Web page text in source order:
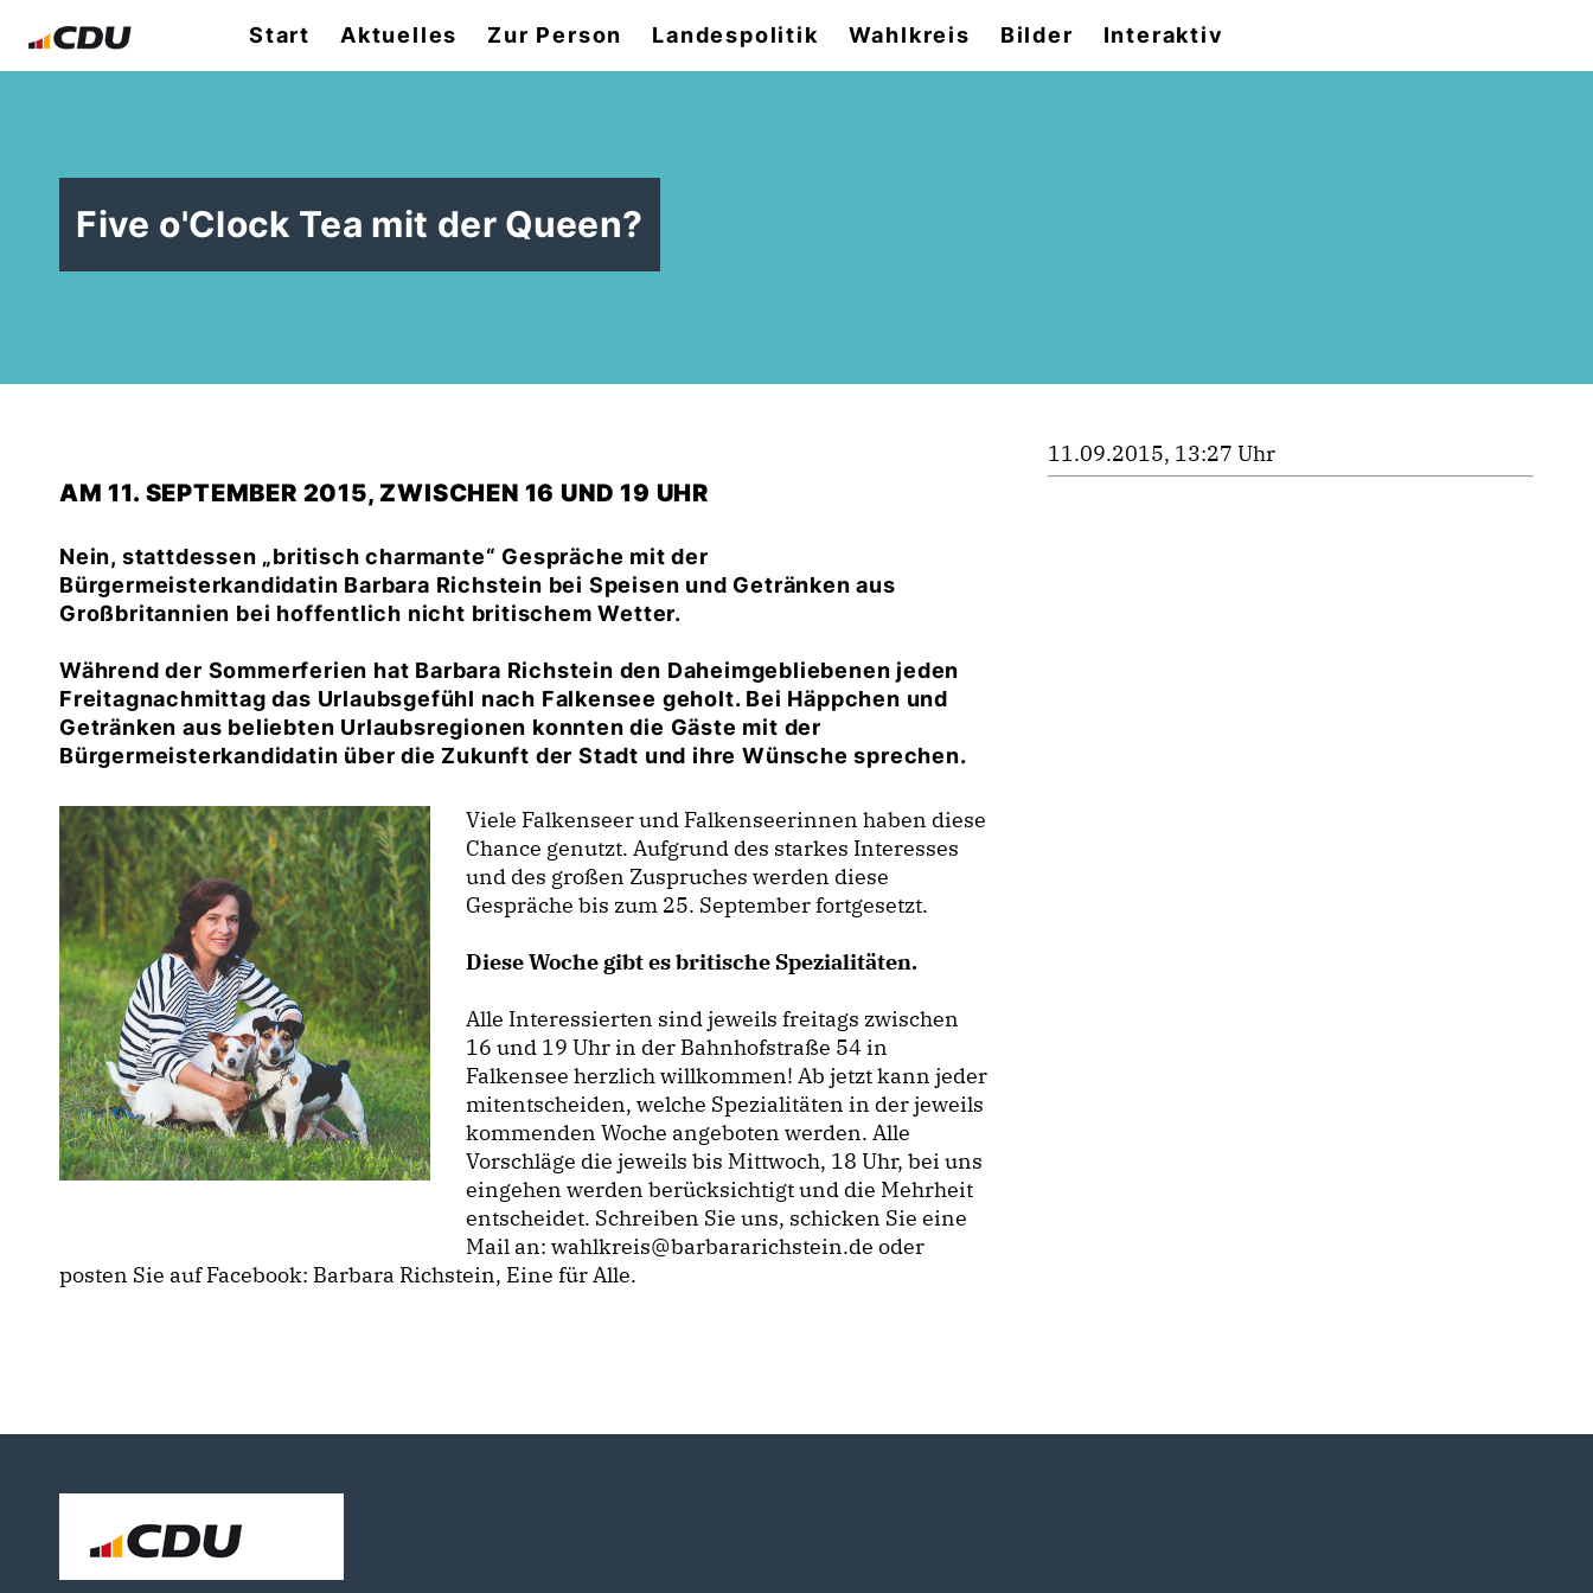
Start Aktuelles Zur Person Landespolitik Wahlkreis Bilder Interaktiv
Five o'Clock Tea mit der Queen?
AM 11. SEPTEMBER 2015, ZWISCHEN 16 UND 19 UHR
Nein, stattdessen „britisch charmante“ Gespräche mit der
Bürgermeisterkandidatin Barbara Richstein bei Speisen und Getränken aus
Großbritannien bei hoffentlich nicht britischem Wetter.
Während der Sommerferien hat Barbara Richstein den Daheimgebliebenen jeden
Freitagnachmittag das Urlaubsgefühl nach Falkensee geholt. Bei Häppchen und
Getränken aus beliebten Urlaubsregionen konnten die Gäste mit der
Bürgermeisterkandidatin über die Zukunft der Stadt und ihre Wünsche sprechen.
Viele Falkenseer und Falkenseerinnen haben diese
Chance genutzt. Aufgrund des starkes Interesses
und des großen Zuspruches werden diese
Gespräche bis zum 25. September fortgesetzt.
Diese Woche gibt es britische Spezialitäten.
Alle Interessierten sind jeweils freitags zwischen
16 und 19 Uhr in der Bahnhofstraße 54 in
Falkensee herzlich willkommen! Ab jetzt kann jeder
mitentscheiden, welche Spezialitäten in der jeweils
kommenden Woche angeboten werden. Alle
Vorschläge die jeweils bis Mittwoch, 18 Uhr, bei uns
eingehen werden berücksichtigt und die Mehrheit
entscheidet. Schreiben Sie uns, schicken Sie eine
Mail an: wahlkreis@barbararichstein.de oder
posten Sie auf Facebook: Barbara Richstein, Eine für Alle.
11.09.2015, 13:27 Uhr